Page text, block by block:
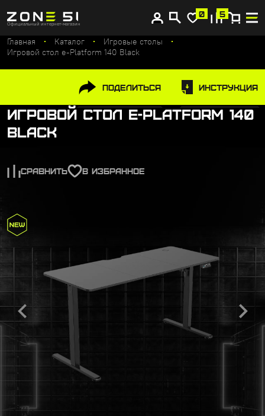
Официальный интернет-магазин
0 5
Купите сейчас, платите потом
Главная Каталог
Игровые столы
Игровой стол e-Platform 140 Black
Поделиться Инструкция
Игровой стол e-Platform 140
Black
СРАВНИТЬ В ИЗБРАННОЕ